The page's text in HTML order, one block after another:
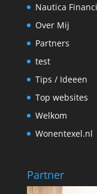
Nautica
Over Mij
Partners
test
Tips / Ideeen
Top websites
Welkom
Wonentexel.nl
Partner